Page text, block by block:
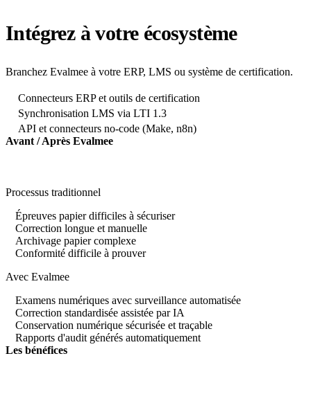
Intégrez à votre écosystème
Branchez Evalmee à votre ERP, LMS ou système de certification.
Connecteurs ERP et outils de certification
Synchronisation LMS via LTI 1.3
API et connecteurs no-code (Make, n8n)
Avant / Après Evalmee
Processus traditionnel
Épreuves papier difficiles à sécuriser
Correction longue et manuelle
Archivage papier complexe
Conformité difficile à prouver
Avec Evalmee
Examens numériques avec surveillance automatisée
Correction standardisée assistée par IA
Conservation numérique sécurisée et traçable
Rapports d'audit générés automatiquement
Les bénéfices